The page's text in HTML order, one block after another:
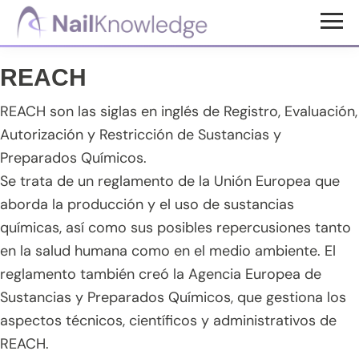
Saltar
principal
Saltar
barra
lateral
principal
Saltar
de
página
Conocimientos
de
uñas
REACH
REACH son las siglas en inglés de Registro, Evaluación,
Autorización y Restricción de Sustancias y
Preparados Químicos.
Se trata de un reglamento de la Unión Europea que
aborda la producción y el uso de sustancias
químicas, así como sus posibles repercusiones tanto
en la salud humana como en el medio ambiente. El
reglamento también creó la Agencia Europea de
Sustancias y Preparados Químicos, que gestiona los
aspectos técnicos, científicos y administrativos de
REACH.